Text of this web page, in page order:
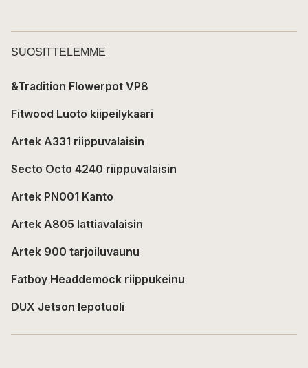
SUOSITTELEMME
&Tradition Flowerpot VP8
Fitwood Luoto kiipeilykaari
Artek A331 riippuvalaisin
Secto Octo 4240 riippuvalaisin
Artek PN001 Kanto
Artek A805 lattiavalaisin
Artek 900 tarjoiluvaunu
Fatboy Headdemock riippukeinu
DUX Jetson lepotuoli